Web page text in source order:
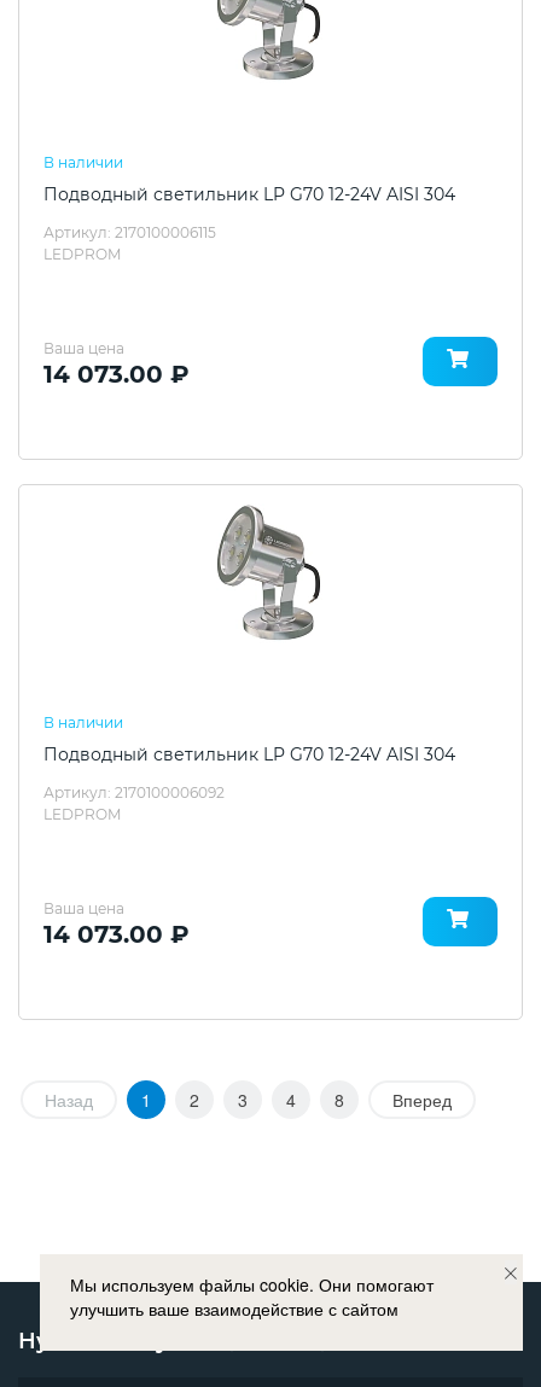
В наличии
Подводный светильник LP G70 12-24V AISI 304
Артикул: 2170100006115
LEDPROM
Ваша цена
14 073.00 ₽
В наличии
Подводный светильник LP G70 12-24V AISI 304
Артикул: 2170100006092
LEDPROM
Ваша цена
14 073.00 ₽
Назад 1 2 3 4 8 Вперед
Нужна консультация специалиста?
Мы используем файлы cookie. Они помогают
улучшить ваше взаимодействие с сайтом